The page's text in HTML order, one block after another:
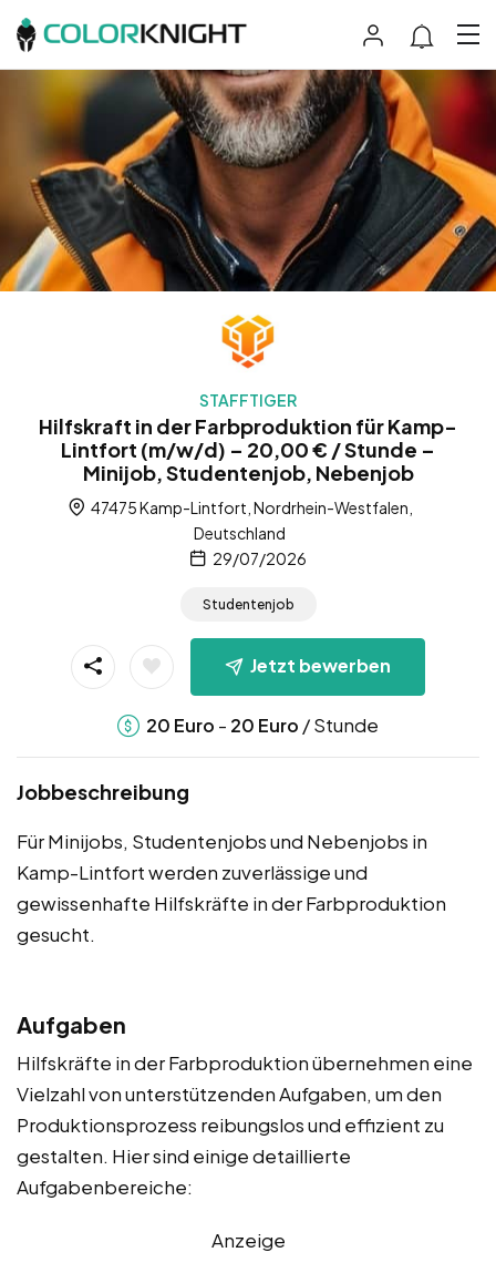
STAFFTIGER
Hilfskraft in der Farbproduktion für Kamp-
Lintfort (m/w/d) – 20,00 € / Stunde –
Minijob, Studentenjob, Nebenjob
47475 Kamp-Lintfort, Nordrhein-Westfalen,
Deutschland
29/07/2026
Studentenjob
Jetzt bewerben
20 Euro - 20 Euro / Stunde
Jobbeschreibung
Für Minijobs, Studentenjobs und Nebenjobs in
Kamp-Lintfort werden zuverlässige und
gewissenhafte Hilfskräfte in der Farbproduktion
gesucht.
Aufgaben
Hilfskräfte in der Farbproduktion übernehmen eine
Vielzahl von unterstützenden Aufgaben, um den
Produktionsprozess reibungslos und effizient zu
gestalten. Hier sind einige detaillierte
Aufgabenbereiche:
Anzeige